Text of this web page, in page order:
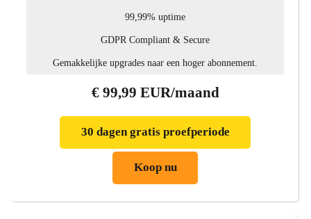
99,99% uptime
GDPR Compliant & Secure
Gemakkelijke upgrades naar een hoger abonnement.
€ 99,99 EUR/maand
30 dagen gratis proefperiode
Koop nu